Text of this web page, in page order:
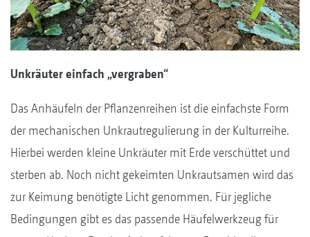
Unkräuter einfach „vergraben“
Das Anhäufeln der Pflanzenreihen ist die einfachste Form
der mechanischen Unkrautregulierung in der Kulturreihe.
Hierbei werden kleine Unkräuter mit Erde verschüttet und
sterben ab. Noch nicht gekeimten Unkrautsamen wird das
zur Keimung benötigte Licht genommen. Für jegliche
Bedingungen gibt es das passende Häufelwerkzeug für